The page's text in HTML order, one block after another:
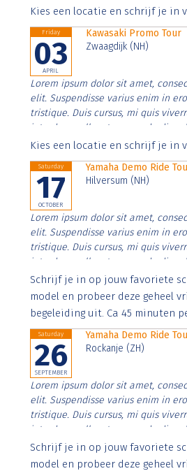
Aenean faucibus nibh et justo
Kies een locatie en schrijf je in
Friday
03
APRIL
Kawasaki Promo Tour
Zwaagdijk (NH)
Lorem ipsum dolor sit amet,
elit. Suspendisse varius enim in
tristique. Duis cursus, mi quis
interdum nulla, ut commodo diam
Aenean faucibus nibh et justo
Kies een locatie en schrijf je in
Saturday
17
OCTOBER
Yamaha Demo Ride
Hilversum (NH)
Lorem ipsum dolor sit amet,
elit. Suspendisse varius enim in
tristique. Duis cursus, mi quis
interdum nulla, ut commodo diam
Aenean faucibus nibh et justo
imperdiet. Nunc ut sem vitae risus
Schrijf je in op jouw favoriete
model en probeer deze geheel
begeleiding uit. Ca 45 minuten
Saturday
26
SEPTEMBER
Yamaha Demo Ride
Rockanje (ZH)
Lorem ipsum dolor sit amet,
elit. Suspendisse varius enim in
tristique. Duis cursus, mi quis
interdum nulla, ut commodo diam
Aenean faucibus nibh et justo
imperdiet. Nunc ut sem vitae risus
Schrijf je in op jouw favoriete
model en probeer deze geheel